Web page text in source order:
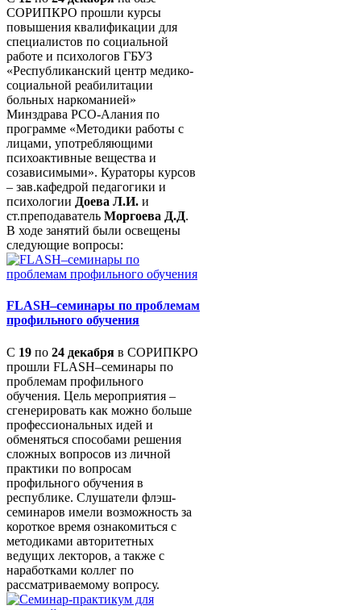
СОРИПКРО прошли курсы
повышения квалификации для
специалистов по социальной
работе и психологов ГБУЗ
«Республиканский центр медико-
социальной реабилитации
больных наркоманией»
Минздрава РСО-Алания по
программе «Методики работы с
лицами, употребляющими
психоактивные вещества и
созависимыми». Кураторы курсов
– зав.кафедрой педагогики и
психологии Доева Л.И. и
ст.преподаватель Моргоева Д.Д.
В ходе занятий были освещены
следующие вопросы:
FLASH–семинары по проблемам
профильного обучения
С 19 по 24 декабря в СОРИПКРО
прошли FLASH–семинары по
проблемам профильного
обучения. Цель мероприятия –
сгенерировать как можно больше
профессиональных идей и
обменяться способами решения
сложных вопросов из личной
практики по вопросам
профильного обучения в
республике. Слушатели флэш-
семинаров имели возможность за
короткое время ознакомиться с
методиками авторитетных
ведущих лекторов, а также с
наработками коллег по
рассматриваемому вопросу.